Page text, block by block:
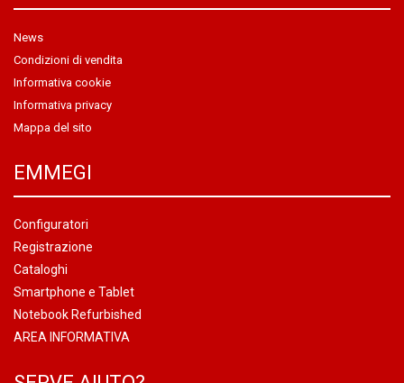
News
Condizioni di vendita
Informativa cookie
Informativa privacy
Mappa del sito
EMMEGI
Configuratori
Registrazione
Cataloghi
Smartphone e Tablet
Notebook Refurbished
AREA INFORMATIVA